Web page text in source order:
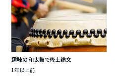
趣味の和太鼓で修士論文
1年以上前